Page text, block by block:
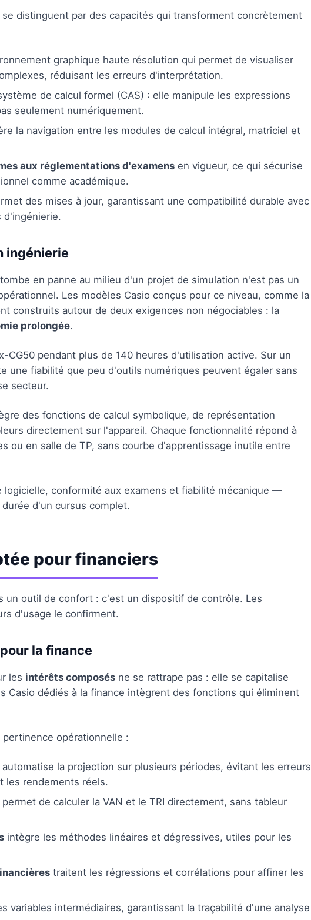
se distinguent par des capacités qui transforment concrètement
graphique haute résolution qui permet de visualiser
réduisant les erreurs d'interprétation.
de calcul formel (CAS) : elle manipule les expressions
seulement numériquement.
la navigation entre les modules de calcul intégral, matriciel et
aux réglementations d'examens en vigueur, ce qui sécurise
comme académique.
des mises à jour, garantissant une compatibilité durable avec
d'ingénierie.
ingénierie
en panne au milieu d'un projet de simulation n'est pas un
Les modèles Casio conçus pour ce niveau, comme la
construits autour de deux exigences non négociables : la
prolongée.
CG50 pendant plus de 140 heures d'utilisation active. Sur un
une fiabilité que peu d'outils numériques peuvent égaler sans
secteur.
des fonctions de calcul symbolique, de représentation
directement sur l'appareil. Chaque fonctionnalité répond à
ou en salle de TP, sans courbe d'apprentissage inutile entre
conformité aux examens et fiabilité mécanique —
d'un cursus complet.
pour financiers
un outil de confort : c'est un dispositif de contrôle. Les
d'usage le confirment.
la finance
les intérêts composés ne se rattrape pas : elle se capitalise
Casio dédiés à la finance intègrent des fonctions qui éliminent
opérationnelle :
automatise la projection sur plusieurs périodes, évitant les erreurs
les rendements réels.
permet de calculer la VAN et le TRI directement, sans tableur
intègre les méthodes linéaires et dégressives, utiles pour les
traitent les régressions et corrélations pour affiner les
variables intermédiaires, garantissant la traçabilité d'une analyse